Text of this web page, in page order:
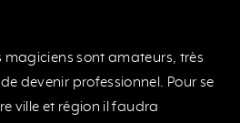
magiciens sont amateurs, très
devenir professionnel. Pour se
ville et région il faudra